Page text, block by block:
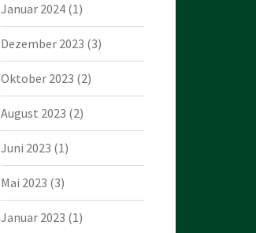
Januar 2024(1)
Dezember 2023 (3)
Oktober 2023 (2)
August 2023 (2)
Juni 2023 (1)
Mai 2023 (3)
Januar 2023 (1)